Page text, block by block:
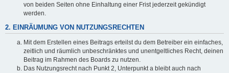
von beiden Seiten ohne Einhaltung einer Frist jederzeit gekündigt
werden.
2. EINRÄUMUNG VON NUTZUNGSRECHTEN
Mit dem Erstellen eines Beitrags erteilst du dem Betreiber ein einfaches,
zeitlich und räumlich unbeschränktes und unentgeltliches Recht, deinen
Beitrag im Rahmen des Boards zu nutzen.
Das Nutzungsrecht nach Punkt 2, Unterpunkt a bleibt auch nach